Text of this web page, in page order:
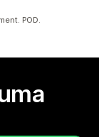
POD.